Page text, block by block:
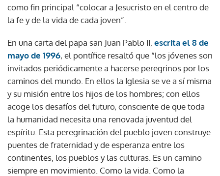
como fin principal “colocar a Jesucristo en el centro de
la fe y de la vida de cada joven”.
En una carta del papa san Juan Pablo II, escrita el 8 de
mayo de 1996, el pontífice resaltó que “los jóvenes son
invitados periódicamente a hacerse peregrinos por los
caminos del mundo. En ellos la Iglesia se ve a sí misma
y su misión entre los hijos de los hombres; con ellos
acoge los desafíos del futuro, consciente de que toda
la humanidad necesita una renovada juventud del
espíritu. Esta peregrinación del pueblo joven construye
puentes de fraternidad y de esperanza entre los
continentes, los pueblos y las culturas. Es un camino
siempre en movimiento. Como la vida. Como la